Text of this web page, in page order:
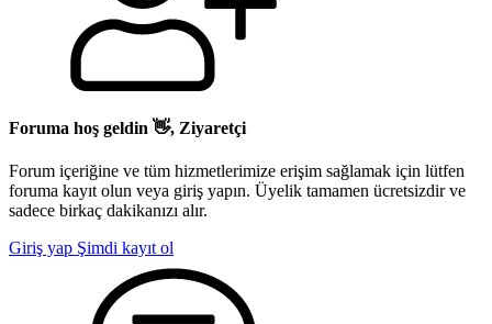
Foruma hoş geldin 👋, Ziyaretçi
Forum içeriğine ve tüm hizmetlerimize erişim sağlamak için lütfen
foruma kayıt olun veya giriş yapın. Üyelik tamamen ücretsizdir ve
sadece birkaç dakikanızı alır.
Giriş yap Şimdi kayıt ol